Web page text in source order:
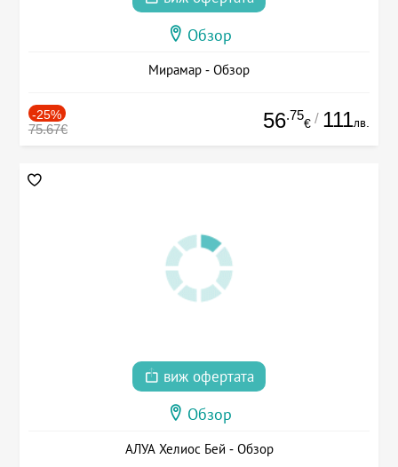
Обзор
Мирамар - Обзор
-25%
75.67€ 56.75
€ / 111лв.
виж офертата
Обзор
АЛУА Хелиос Бей - Обзор